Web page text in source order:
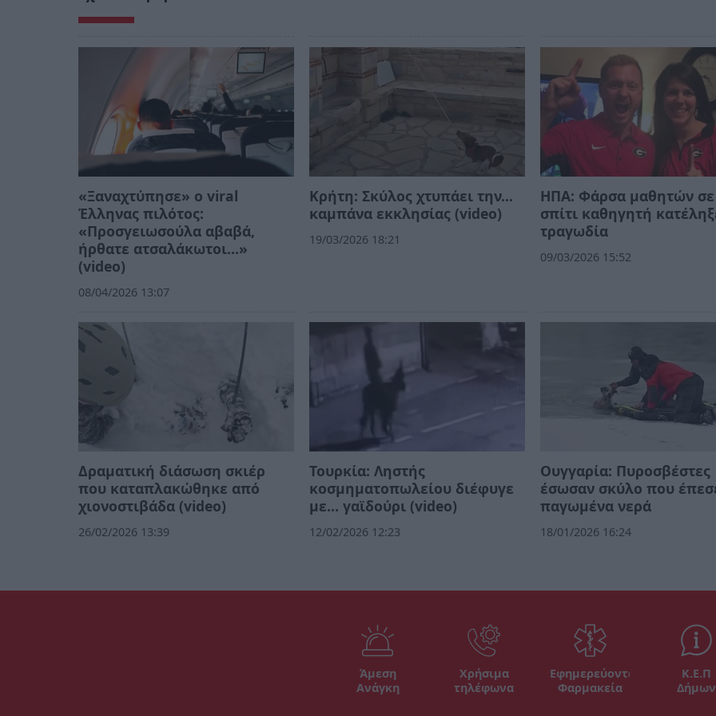
«Ξαναχτύπησε» ο viral
Έλληνας πιλότος:
«Προσγειωσούλα αβαβά,
ήρθατε ατσαλάκωτοι...»
(video)
08/04/2026 13:07
Κρήτη: Σκύλος χτυπάει την…
καμπάνα εκκλησίας (video)
19/03/2026 18:21
ΗΠΑ: Φάρσα μαθητών σε
σπίτι καθηγητή
τραγωδία
09/03/2026 15:52
Δραματική διάσωση σκιέρ
που καταπλακώθηκε από
χιονοστιβάδα (video)
26/02/2026 13:39
Τουρκία: Ληστής
κοσμηματοπωλείου διέφυγε
με… γαϊδούρι (video)
12/02/2026 12:23
Ουγγαρία: Πυροσβέστες
έσωσαν σκύλο που
παγωμένα νερά
18/01/2026 16:24
Άμεση
Ανάγκη
Χρήσιμα
τηλέφωνα
Εφημερεύοντα
Φαρμακεία
Κ.Ε.Π
Δήμων